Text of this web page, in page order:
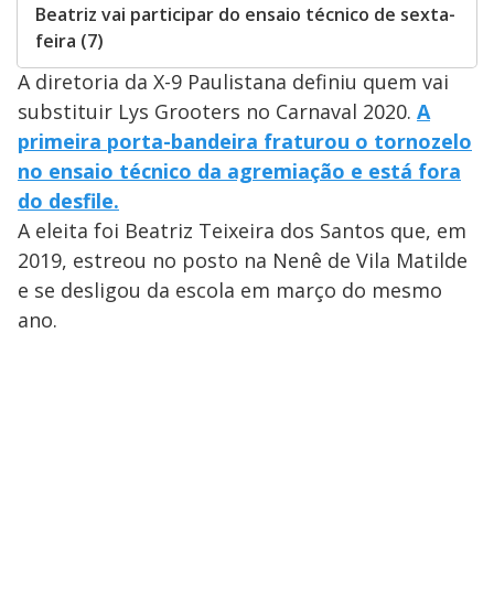
Beatriz vai participar do ensaio técnico de sexta-
feira (7)
A diretoria da X-9 Paulistana definiu quem vai
substituir Lys Grooters no Carnaval 2020. A
primeira porta-bandeira fraturou o tornozelo
no ensaio técnico da agremiação e está fora
do desfile.
A eleita foi Beatriz Teixeira dos Santos que, em
2019, estreou no posto na Nenê de Vila Matilde
e se desligou da escola em março do mesmo
ano.